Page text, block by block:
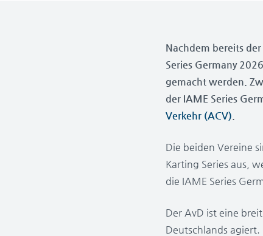
Nachdem bereits
Series Germany
gemacht werden.
der IAME Series
Verkehr (ACV)
Die beiden Vereine
Karting Series aus,
die IAME Series
Der AvD ist eine
Deutschlands